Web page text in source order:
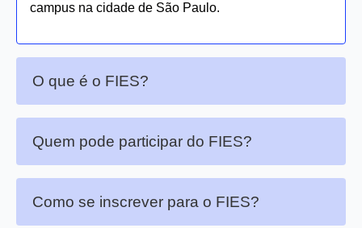
campus na cidade de São Paulo.
O que é o FIES?
Quem pode participar do FIES?
Como se inscrever para o FIES?